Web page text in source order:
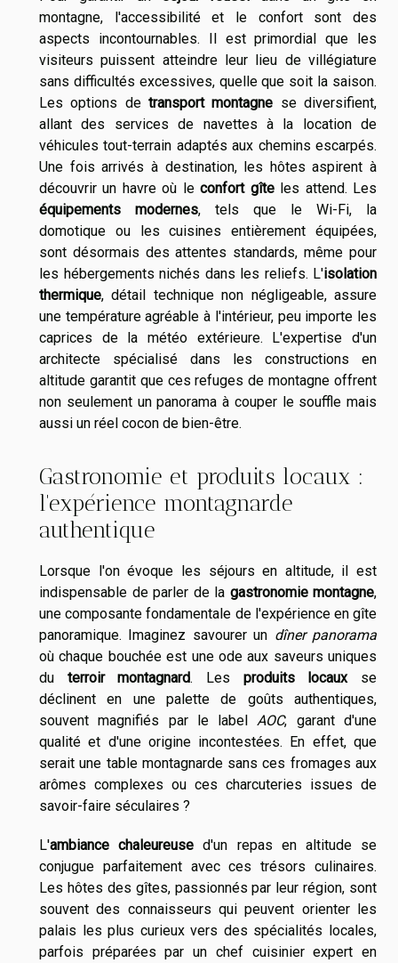
montagne, l'accessibilité et le confort sont des
aspects incontournables. Il est primordial que les
visiteurs puissent atteindre leur lieu de villégiature
sans difficultés excessives, quelle que soit la saison.
Les options de transport montagne se diversifient,
allant des services de navettes à la location de
véhicules tout-terrain adaptés aux chemins escarpés.
Une fois arrivés à destination, les hôtes aspirent à
découvrir un havre où leconfort gîteles attend. Les
équipements modernes, tels que le Wi-Fi, la
domotique ou les cuisines entièrement équipées,
sont désormais des attentes standards, même pour
les hébergements nichés dans les reliefs. L'isolation
thermique, détail technique non négligeable, assure
une température agréable à l'intérieur, peu importe les
caprices de la météo extérieure. L'expertise d'un
architecte spécialisé dans les constructions en
altitude garantit que ces refuges de montagne offrent
non seulement un panorama à couper le souffle mais
aussi un réel cocon de bien-être.
Gastronomie et produits locaux :
l'expérience montagnarde
authentique
Lorsque l'on évoque les séjours en altitude, il est
indispensable de parler de la gastronomie montagne,
une composante fondamentale de l'expérience en gîte
panoramique. Imaginez savourer un dîner panorama
où chaque bouchée est une ode aux saveurs uniques
du terroir montagnard. Les produits locauxse
déclinent en une palette de goûts authentiques,
souvent magnifiés par le label AOC, garant d'une
qualité et d'une origine incontestées. En effet, que
serait une table montagnarde sans ces fromages aux
arômes complexes ou ces charcuteries issues de
savoir-faire séculaires ?
L'ambiance chaleureuse d'un repas en altitude se
conjugue parfaitement avec ces trésors culinaires.
Les hôtes des gîtes, passionnés par leur région, sont
souvent des connaisseurs qui peuvent orienter les
palais les plus curieux vers des spécialités locales,
parfois préparées par un chef cuisinier expert en